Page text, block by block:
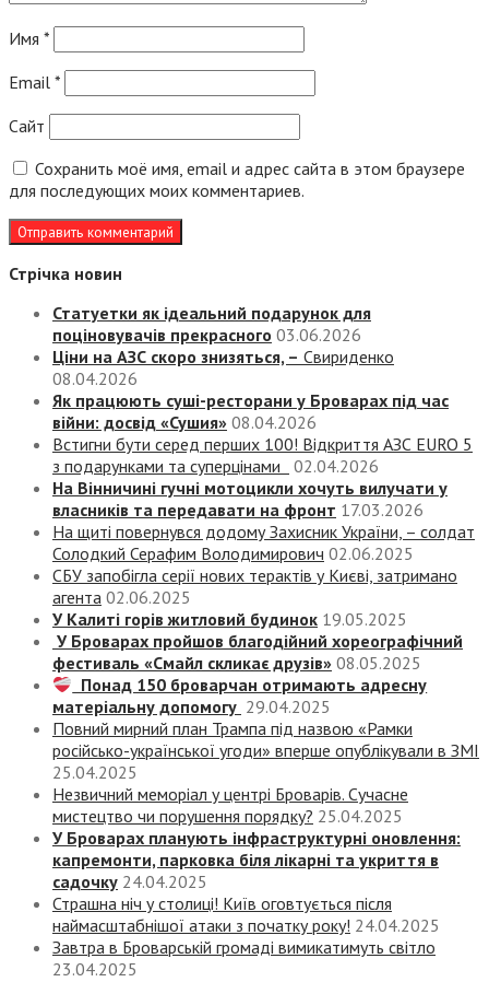
Имя *
Email *
Сайт
Сохранить моё имя, email и адрес сайта в этом браузере
для последующих моих комментариев.
Стрічка новин
Статуетки як ідеальний подарунок для
поціновувачів прекрасного 03.06.2026
Ціни на АЗС скоро знизяться, – Свириденко
08.04.2026
Як працюють суші-ресторани у Броварах під час
війни: досвід «Сушия» 08.04.2026
Встигни бути серед перших 100! Відкриття АЗС EURO 5
з подарунками та суперцінами
02.04.2026
На Вінничині гучні мотоцикли хочуть вилучати у
власників та передавати на фронт 17.03.2026
На щиті повернувся додому Захисник України, – солдат
Солодкий Серафим Володимирович 02.06.2025
СБУ запобігла серії нових терактів у Києві, затримано
агента 02.06.2025
У Калиті горів житловий будинок 19.05.2025
У Броварах пройшов благодійний хореографічний
фестиваль «Смайл скликає друзів» 08.05.2025
Понад 150 броварчан отримають адресну
матеріальну допомогу 29.04.2025
Повний мирний план Трампа під назвою «‎Рамки
російсько-української угоди» вперше опублікували в ЗМІ
25.04.2025
Незвичний меморіал у центрі Броварів. Сучасне
мистецтво чи порушення порядку? 25.04.2025
У Броварах планують інфраструктурні оновлення:
капремонти, парковка біля лікарні та укриття в
садочку 24.04.2025
Страшна ніч у столиці! Київ оговтується після
наймасштабнішої атаки з початку року! 24.04.2025
Завтра в Броварській громаді вимикатимуть світло
23.04.2025